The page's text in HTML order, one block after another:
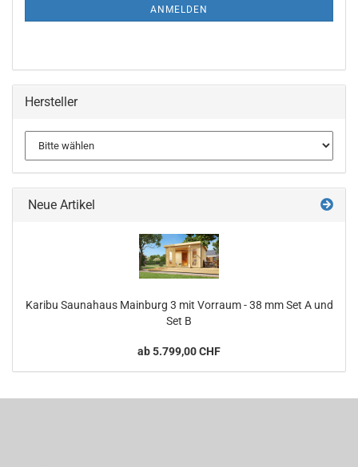
ANMELDEN
Hersteller
Neue Artikel
Karibu Saunahaus Mainburg 3 mit Vorraum - 38 mm Set A und
Set B
ab 5.799,00 CHF